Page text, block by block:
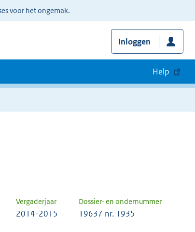
voor het ongemak.
Inloggen
Help
Vergaderjaar Dossier- en ondernummer
2014-2015 19637 nr. 1935